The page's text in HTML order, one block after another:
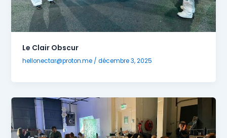
Le Clair Obscur
hellonectar@proton.me /décembre 3, 2025